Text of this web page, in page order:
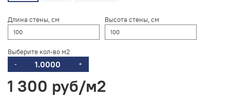
Длина стены, см Высота стены, см
Выберите кол-во м2
- +
1 300 руб